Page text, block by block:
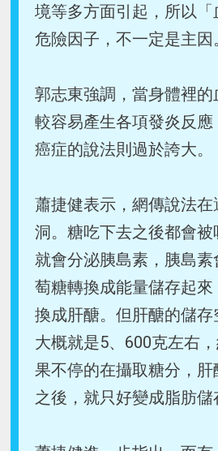
境等多方面引起，所以
危險因子，不一定是主因
郭志東強調，當身體裡
較容易產生各項發炎反
癌症的說法則過於誇大。
蕭捷健表示，網傳說法
洞。糖吃下去之後都會
就會分泌胰島素，胰島
萄糖轉換成能量儲存起
換成肝醣。但肝醣的儲存
大概就是5、600克左右
果不停的在攝取糖分，
之後，就只好變成脂肪儲